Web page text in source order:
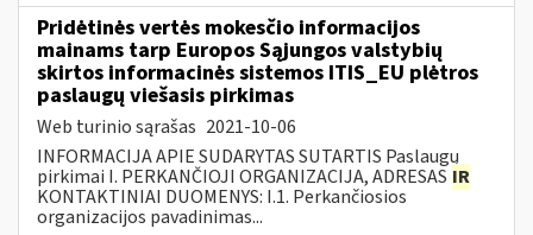
Pridėtinės vertės mokesčio informacijos
mainams tarp Europos Sąjungos valstybių
skirtos informacinės sistemos ITIS_EU plėtros
paslaugų viešasis pirkimas
Web turinio sąrašas 2021-10-06
INFORMACIJA APIE SUDARYTAS SUTARTIS Paslaugų
pirkimai I. PERKANČIOJI ORGANIZACIJA, ADRESAS IR
KONTAKTINIAI DUOMENYS: I.1. Perkančiosios
organizacijos pavadinimas...